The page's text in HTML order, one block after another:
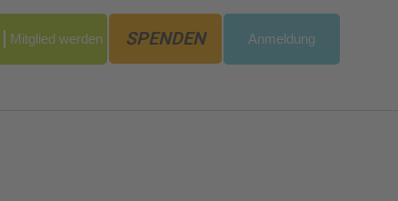
Mitglied werden SPENDEN Anmeldung